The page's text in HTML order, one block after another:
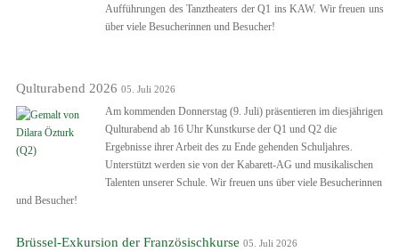
Aufführungen des Tanztheaters der Q1 ins KAW. Wir freuen uns
über viele Besucherinnen und Besucher!
Qulturabend 2026 05. Juli 2026
Am kommenden Donnerstag (9. Juli) präsentieren im diesjährigen
Qulturabend ab 16 Uhr Kunstkurse der Q1 und Q2 die
Ergebnisse ihrer Arbeit des zu Ende gehenden Schuljahres.
Unterstützt werden sie von der Kabarett-AG und musikalischen
Talenten unserer Schule. Wir freuen uns über viele Besucherinnen
und Besucher!
Brüssel-Exkursion der Französischkurse 05. Juli 2026